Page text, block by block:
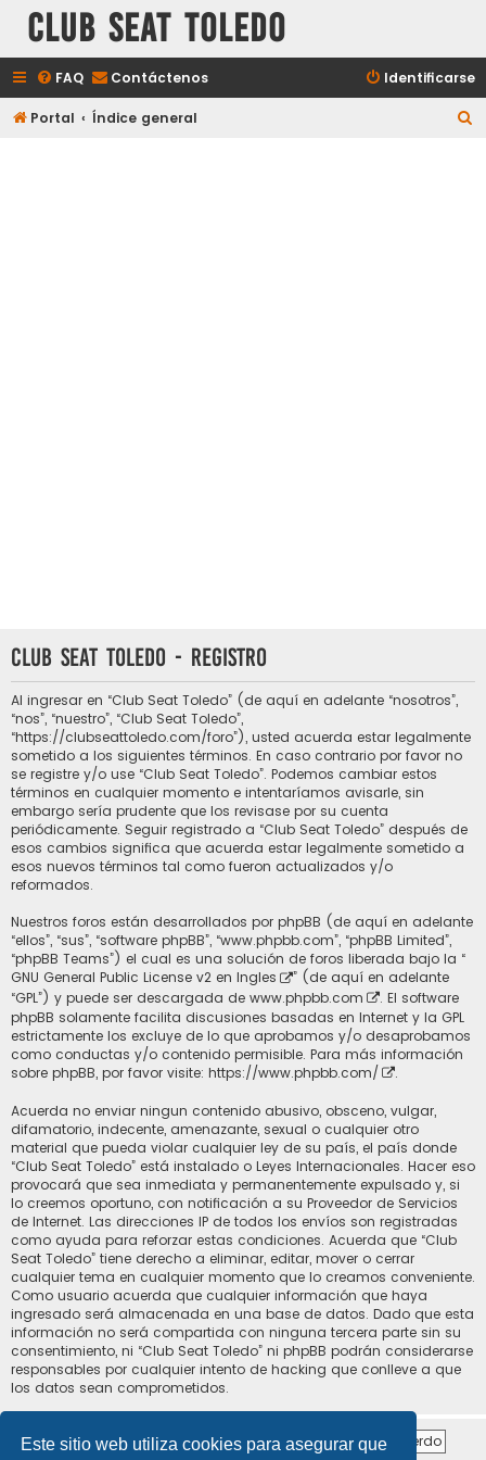
Este sitio web utiliza cookies para asegurar que
Club Seat Toledo
FAQ Contáctenos Identificarse
Portal Índice general
Club Seat Toledo - Registro
Al ingresar en “Club Seat Toledo” (de aquí en adelante “nosotros”,
“nos”, “nuestro”, “Club Seat Toledo”,
“https://clubseattoledo.com/foro”), usted acuerda estar legalmente
sometido a los siguientes términos. En caso contrario por favor no
se registre y/o use “Club Seat Toledo”. Podemos cambiar estos
términos en cualquier momento e intentaríamos avisarle, sin
embargo sería prudente que los revisase por su cuenta
periódicamente. Seguir registrado a “Club Seat Toledo” después de
esos cambios significa que acuerda estar legalmente sometido a
esos nuevos términos tal como fueron actualizados y/o
reformados.
Nuestros foros están desarrollados por phpBB (de aquí en adelante
“ellos”, “sus”, “software phpBB”, “www.phpbb.com”, “phpBB Limited”,
“phpBB Teams”) el cual es una solución de foros liberada bajo la “
GNU General Public License v2 en Ingles
” (de aquí en adelante
“GPL”) y puede ser descargada de www.phpbb.com
. El software
phpBB solamente facilita discusiones basadas en Internet y la GPL
estrictamente los excluye de lo que aprobamos y/o desaprobamos
como conductas y/o contenido permisible. Para más información
sobre phpBB, por favor visite: https://www.phpbb.com/ .
Acuerda no enviar ningun contenido abusivo, obsceno, vulgar,
difamatorio, indecente, amenazante, sexual o cualquier otro
material que pueda violar cualquier ley de su país, el país donde
“Club Seat Toledo” está instalado o Leyes Internacionales. Hacer eso
provocará que sea inmediata y permanentemente expulsado y, si
lo creemos oportuno, con notificación a su Proveedor de Servicios
de Internet. Las direcciones IP de todos los envíos son registradas
como ayuda para reforzar estas condiciones. Acuerda que “Club
Seat Toledo” tiene derecho a eliminar, editar, mover o cerrar
cualquier tema en cualquier momento que lo creamos conveniente.
Como usuario acuerda que cualquier información que haya
ingresado será almacenada en una base de datos. Dado que esta
información no será compartida con ninguna tercera parte sin su
consentimiento, ni “Club Seat Toledo” ni phpBB podrán considerarse
responsables por cualquier intento de hacking que conlleve a que
los datos sean comprometidos.